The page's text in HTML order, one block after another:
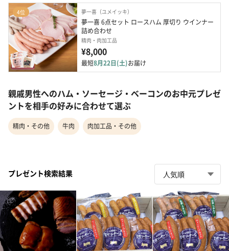
4位 夢一喜（ユメイッキ）
夢一喜 6点セット ロースハム 厚切り ウインナー
詰め合わせ
精肉・肉加工品
¥8,000
最短8月22日(土)お届け
親戚男性へのハム・ソーセージ・ベーコンのお中元プレゼ
ントを相手の好みに合わせて選ぶ
精肉・その他 牛肉 肉加工品・その他
プレゼント検索結果